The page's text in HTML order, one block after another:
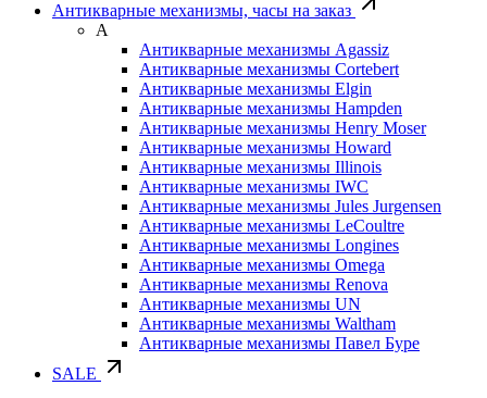
Антикварные механизмы, часы на заказ
А
Антикварные механизмы Agassiz
Антикварные механизмы Cortebert
Антикварные механизмы Elgin
Антикварные механизмы Hampden
Антикварные механизмы Henry Moser
Антикварные механизмы Howard
Антикварные механизмы Illinois
Антикварные механизмы IWC
Антикварные механизмы Jules Jurgensen
Антикварные механизмы LeCoultre
Антикварные механизмы Longines
Антикварные механизмы Omega
Антикварные механизмы Renova
Антикварные механизмы UN
Антикварные механизмы Waltham
Антикварные механизмы Павел Буре
SALE